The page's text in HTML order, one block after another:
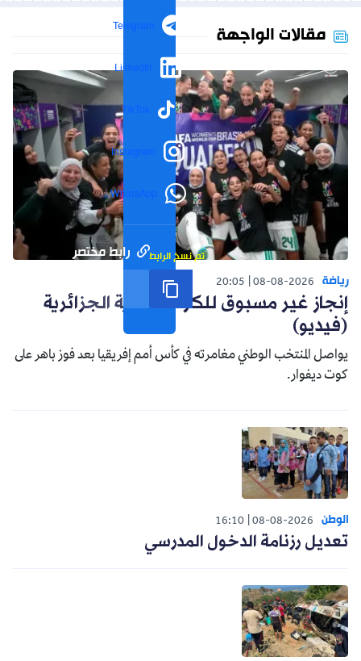
Telegram
LinkedIn
TikTok
Instagram
WhatsApp
رابط مختصر تم نسخ الرابط
مقالات الواجهة
رياضة 08-08-2026
20:05
إنجاز غير مسبوق للكرة النسوية الجزائرية
(فيديو)
يواصل المنتخب الوطني مغامرته في كأس أمم إفريقيا بعد فوز باهر على
كوت ديفوار.
الوطن 08-08-2026
16:10
تعديل رزنامة الدخول المدرسي